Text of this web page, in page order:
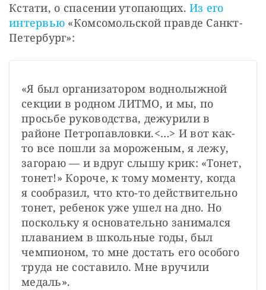
Кстати, о спасении утопающих. Из его
интервью «Комсомольской правде Санкт-
Петербург»:
«Я был организатором воднолыжной
секции в родном ЛИТМО, и мы, по
просьбе руководства, дежурили в
районе Петропавловки.<…> И вот как-
то все пошли за мороженым, я лежу,
загораю — и вдруг слышу крик: «Тонет,
тонет!» Короче, к тому моменту, когда
я сообразил, что кто-то действительно
тонет, ребенок уже ушел на дно. Но
поскольку я основательно занимался
плаванием в школьные годы, был
чемпионом, то мне достать его особого
труда не составило. Мне вручили
медаль».